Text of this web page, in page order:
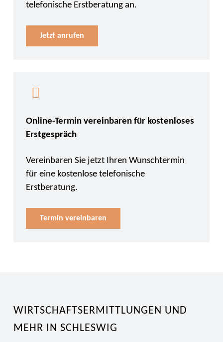
telefonische Erstberatung an.
Jetzt anrufen
Online-Termin vereinbaren für kostenloses
Erstgespräch
Vereinbaren Sie jetzt Ihren Wunschtermin
für eine kostenlose telefonische
Erstberatung.
Termin vereinbaren
WIRTSCHAFTSERMITTLUNGEN UND
MEHR IN SCHLESWIG